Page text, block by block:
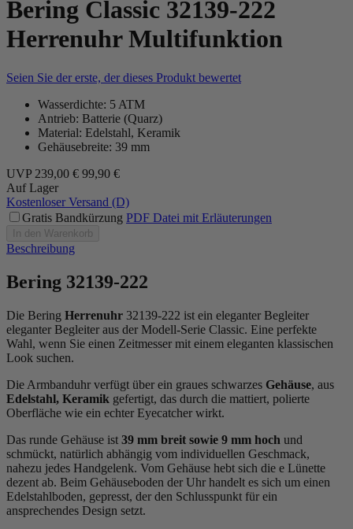
Bering Classic 32139-222
Herrenuhr Multifunktion
Seien Sie der erste, der dieses Produkt bewertet
Wasserdichte: 5 ATM
Antrieb: Batterie (Quarz)
Material: Edelstahl, Keramik
Gehäusebreite: 39 mm
UVP 239,00 € 99,90 €
Auf Lager
Kostenloser Versand (D)
Gratis Bandkürzung PDF Datei mit Erläuterungen
In den Warenkorb
Beschreibung
Bering 32139-222
Die Bering Herrenuhr 32139-222 ist ein eleganter Begleiter
eleganter Begleiter aus der Modell-Serie Classic. Eine perfekte
Wahl, wenn Sie einen Zeitmesser mit einem eleganten klassischen
Look suchen.
Die Armbanduhr verfügt über ein graues schwarzes Gehäuse, aus
Edelstahl, Keramik gefertigt, das durch die mattiert, polierte
Oberfläche wie ein echter Eyecatcher wirkt.
Das runde Gehäuse ist 39 mm breit sowie 9 mm hoch und
schmückt, natürlich abhängig vom individuellen Geschmack,
nahezu jedes Handgelenk. Vom Gehäuse hebt sich die e Lünette
dezent ab. Beim Gehäuseboden der Uhr handelt es sich um einen
Edelstahlboden, gepresst, der den Schlusspunkt für ein
ansprechendes Design setzt.